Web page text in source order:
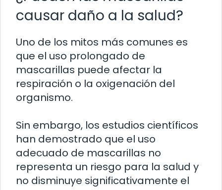
causar daño a la salud?
Uno de los mitos más comunes es
que el uso prolongado de
mascarillas puede afectar la
respiración o la oxigenación del
organismo.
Sin embargo, los estudios científicos
han demostrado que el uso
adecuado de mascarillas no
representa un riesgo para la salud y
no disminuye significativamente el